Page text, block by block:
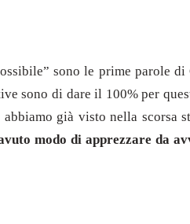
sono le prime parole
sono di dare il 100% per
già visto nella scorsa
modo di apprezzare da